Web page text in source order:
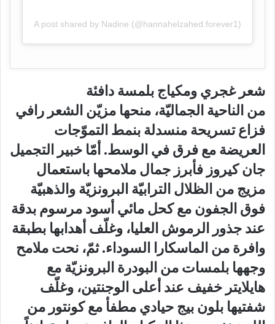
A post shared by Nadine (@hannahelzahed.forever1)
شعر غجري ومكياج بلمسة دافئة
من الناحية الجماليّة، منحها مزيّن الشعر رافي
فزاع تسريحة منسدلة بنمط التموّجات
العريضة مع فرق في الوسط. أمّا خبير التجميل
جان كيروز فأبرز جمال ملامحها باستعمال
مزيج من الظلال الترابيّة البرونزيّة والذهبيّة
فوق الجفون مع كحل مائي أسود مرسوم بدقة
عند جذور الرموش العليا، وغلّف أهدابها بطبقة
وافرة من الماسكارا السوداء. ثمّ، نحت ملامح
وجهها بلمسات من البودرة البرونزيّة مع
هايلايتر خفيف عند أعلى الوجنتين، وغلّف
شفتيها بلون بيج حيادي مطفأ مع كونتور من